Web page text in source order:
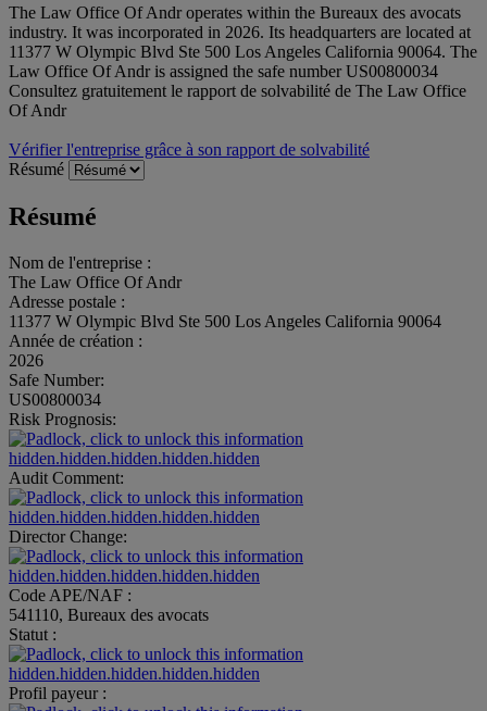
The Law Office Of Andr operates within the Bureaux des avocats
industry. It was incorporated in 2026. Its headquarters are located at
11377 W Olympic Blvd Ste 500 Los Angeles California 90064. The
Law Office Of Andr is assigned the safe number US00800034
Consultez gratuitement le rapport de solvabilité de The Law Office
Of Andr
Vérifier l'entreprise grâce à son rapport de solvabilité
Résumé
Résumé
Nom de l'entreprise :
The Law Office Of Andr
Adresse postale :
11377 W Olympic Blvd Ste 500 Los Angeles California 90064
Année de création :
2026
Safe Number:
US00800034
Risk Prognosis:
hidden.hidden.hidden.hidden.hidden
Audit Comment:
hidden.hidden.hidden.hidden.hidden
Director Change:
hidden.hidden.hidden.hidden.hidden
Code APE/NAF :
541110, Bureaux des avocats
Statut :
hidden.hidden.hidden.hidden.hidden
Profil payeur :